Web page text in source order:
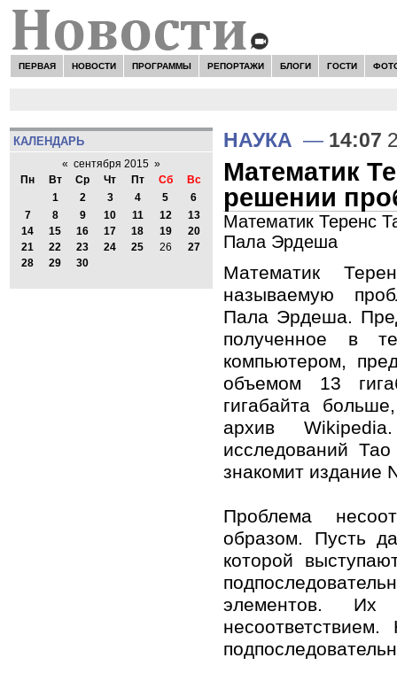
ПЕРВАЯ НОВОСТИ ПРОГРАММЫ РЕПОРТАЖИ БЛОГИ ГОСТИ
КАЛЕНДАРЬ
« сентября 2015 »
Пн
Вт Ср Чт Пт Сб
Вс
1
2 3 4 5
6
7
8 9 10 11 12
13
14
15 16 17 18 19
20
21
22 23 24 25 26
27
28
29 30
НАУКА — 14:07
Математик
решении
Математик Теренс
Пала Эрдеша
Математик
называемую
Пала Эрдеша.
полученное в
компьютером,
объемом 13
гигабайта
архив
исследований
знакомит издание
Проблема
образом. Пусть
которой
элементов. Их
несоответствием.